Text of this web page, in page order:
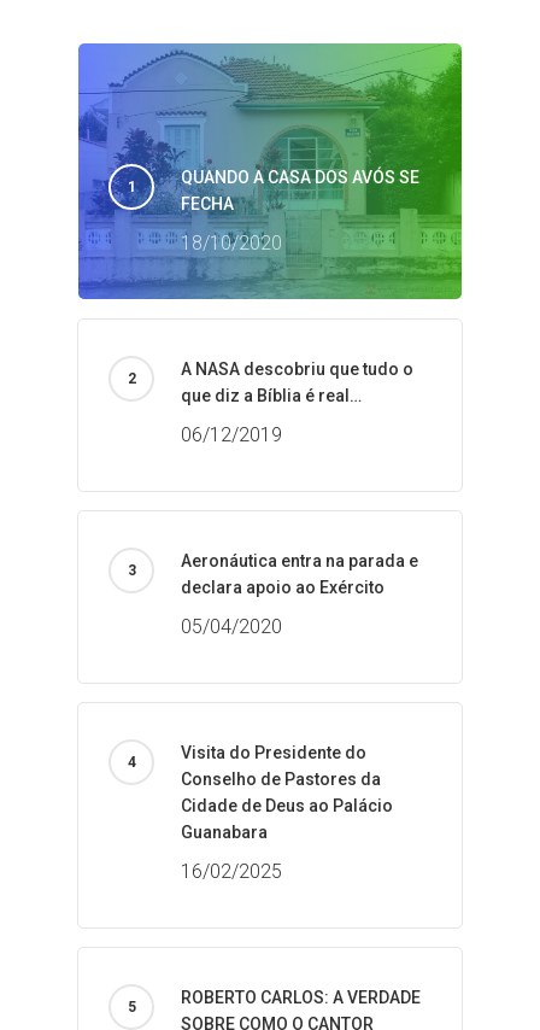
QUANDO A CASA DOS AVÓS SE
FECHA
18/10/2020
A NASA descobriu que tudo o
que diz a Bíblia é real…
06/12/2019
Aeronáutica entra na parada e
declara apoio ao Exército
05/04/2020
Visita do Presidente do
Conselho de Pastores da
Cidade de Deus ao Palácio
Guanabara
16/02/2025
ROBERTO CARLOS: A VERDADE
SOBRE COMO O CANTOR